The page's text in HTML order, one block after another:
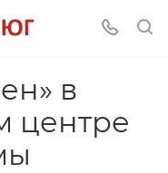
в
центре